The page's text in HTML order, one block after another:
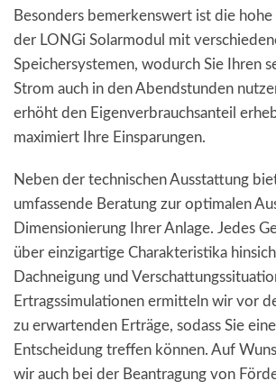
Besonders bemerkenswert ist die
der LONGi Solarmodul mit
Speichersystemen, wodurch Sie Ihren
Strom auch in den Abendstunden
erhöht den Eigenverbrauchsanteil
maximiert Ihre Einsparungen.
Neben der technischen Ausstattung
umfassende Beratung zur optimalen
Dimensionierung Ihrer Anlage. Jedes
über einzigartige Charakteristika
Dachneigung und
Ertragssimulationen ermitteln wir vor
zu erwartenden Erträge, sodass Sie
Entscheidung treffen können. Auf
wir auch bei der Beantragung von